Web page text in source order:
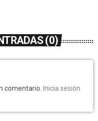
(0)
comentario.
Inicia sesión